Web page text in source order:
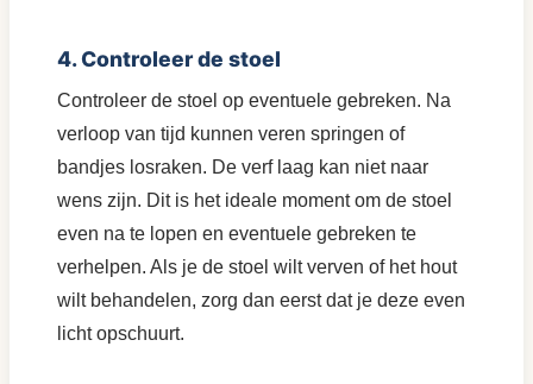
4. Controleer de stoel
Controleer de stoel op eventuele gebreken. Na
verloop van tijd kunnen veren springen of
bandjes losraken. De verf laag kan niet naar
wens zijn. Dit is het ideale moment om de stoel
even na te lopen en eventuele gebreken te
verhelpen. Als je de stoel wilt verven of het hout
wilt behandelen, zorg dan eerst dat je deze even
licht opschuurt.